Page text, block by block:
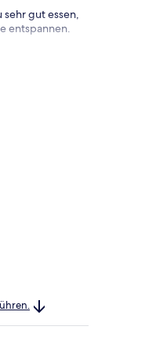
sehr gut essen,
entspannen.